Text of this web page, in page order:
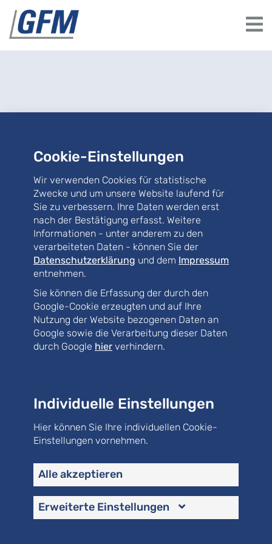
14.01.2022-Referenzen Gebäudesanierung
Flughafen München Dachsanierung Hangar
Dachsanierung, einschließlich Mieterkoordination,
Notentwässerung, Ingenieurtechnische Kontrolle,
Koordination Verstärkungsmaßnahmen,
Unterkonstruktion für Entwässerung
Cookie-Einstellungen
Wir verwenden Cookies für statistische
Zwecke und um unsere Website laufend für
Sie zu verbessern. Ihre Daten werden erst
nach der Bestätigung erfasst. Weitere
Informationen - unter anderem zu den
verarbeiteten Daten - können Sie der
Datenschutzerklärung und dem Impressum
entnehmen.
Sie können die Erfassung der durch den
Google-Cookie erzeugten und auf Ihre
Nutzung der Website bezogenen Daten an
Google sowie die Verarbeitung dieser Daten
durch Google hier verhindern.
Individuelle Einstellungen
Hier können Sie Ihre individuellen Cookie-
Einstellungen vornehmen.
Alle akzeptieren
Erweiterte Einstellungen